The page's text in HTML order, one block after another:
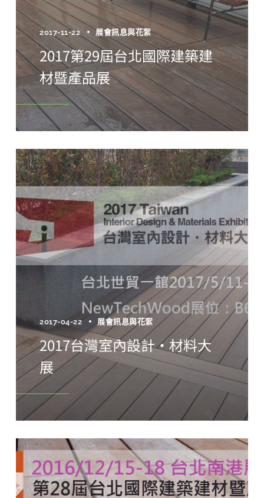
2017-11-22 展會訊息與花絮
2017第29屆台北國際建築建
材暨產品展
2017-04-22 展會訊息與花絮
2017台灣室內設計‧材料大
展